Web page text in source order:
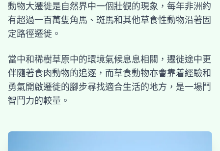
動物大遷徙是自然界中一個壯觀的現象，每年非洲約
有超過一百萬隻角馬、斑馬和其他草食性動物沿著固
定路徑遷徙。
當中和稀樹草原中的環境氣候息息相關，遷徙途中更
伴隨著食肉動物的追逐，而草食動物亦會靠着經驗和
勇氣開啟遷徙的腳步尋找適合生活的地方，是一場鬥
智鬥力的較量。